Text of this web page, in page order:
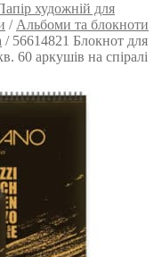
художній для
/ Альбоми та блокноти
/ 56614821 Блокнот для
60 аркушів на спіралі